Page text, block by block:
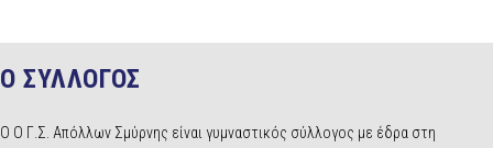
Ο ΣΥΛΛΟΓΟΣ
Ο Ο Γ.Σ. Απόλλων Σμύρνης είναι γυμναστικός σύλλογος με έδρα στη